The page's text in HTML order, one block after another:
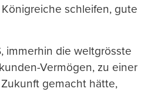
schleifen, gute
immerhin die weltgrösste
Vermögen, zu einer
gemacht hätte,